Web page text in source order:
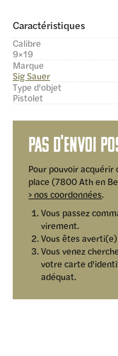
Caractéristiques
Calibre
9×19
Marque
Sig Sauer
Type d'objet
Pistolet
Pas d'envoi
Pour pouvoir acquérir
place (7800 Ath en
> nos coordonnées.
Vous passez
virement.
Vous êtes
Vous venez
votre carte
adéquat.